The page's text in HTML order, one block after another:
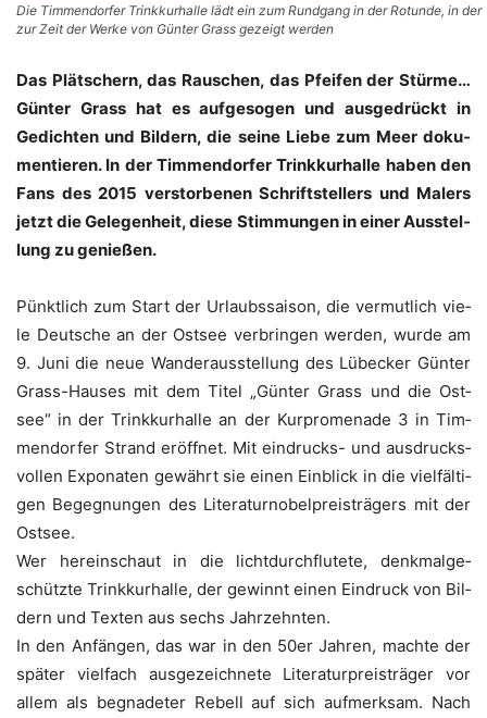
Die Timmendorfer Trinkkurhalle lädt ein zum Rundgang in der Rotunde, in der
zur Zeit der Werke von Günter Grass gezeigt werden
Das Plät­schern, das Rau­schen, das Pfei­fen der Stür­me…
Gün­ter Grass hat es auf­ge­so­gen und aus­ge­drückt in
Gedich­ten und Bil­dern, die sei­ne Lie­be zum Meer doku­
men­tie­ren. In der Tim­men­dor­fer Trink­kur­hal­le haben den
Fans des 2015 ver­stor­be­nen Schrift­stel­lers und Malers
jetzt die Gele­gen­heit, die­se Stim­mun­gen in einer Aus­stel­
lung zu genießen.
Pünkt­lich zum Start der Urlaubs­sai­son, die ver­mut­lich vie­
le Deut­sche an der Ost­see ver­brin­gen wer­den, wur­de am
9. Juni die neue Wan­der­aus­stel­lung des Lübe­cker Gün­ter
Grass-Hau­ses mit dem Titel „Gün­ter Grass und die Ost­
see“ in der Trink­kur­hal­le an der Kur­pro­me­na­de 3 in Tim­
men­dor­fer Strand eröff­net. Mit ein­drucks- und aus­drucks­
vol­len Expo­na­ten gewährt sie einen Ein­blick in die viel­fäl­ti­
gen Begeg­nun­gen des Lite­ra­tur­no­bel­preis­trä­gers mit der
Ostsee.
Wer her­ein­schaut in die licht­durch­flu­te­te, denk­mal­ge­
schütz­te Trink­kur­hal­le, der gewinnt einen Ein­druck von Bil­
dern und Tex­ten aus sechs Jahrzehnten.
In den Anfän­gen, das war in den 50er Jah­ren, mach­te der
spä­ter viel­fach aus­ge­zeich­ne­te Lite­ra­tur­preis­trä­ger vor
allem als begna­de­ter Rebell auf sich auf­merk­sam. Nach